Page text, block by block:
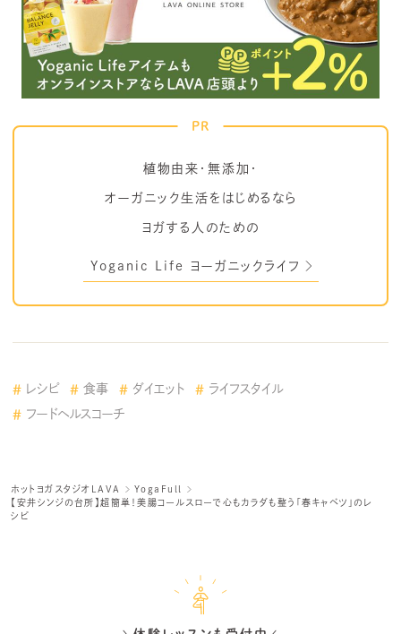
PR
植物由来・無添加・
オーガニック生活をはじめるなら
ヨガする人のための
Yoganic Life ヨーガニックライフ
レシピ 食事 ダイエット
ライフスタイル
フードヘルスコーチ
ホットヨガスタジオLAVA
YogaFull
【安井シンジの台所】超簡単！美腸コールスローで心もカラダも整う「春キャベツ」のレ
シピ